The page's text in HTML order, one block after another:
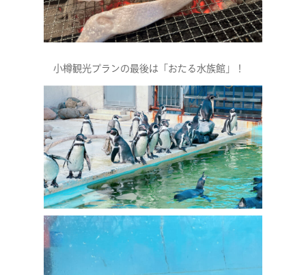
小樽観光プランの最後は「おたる水族館」！